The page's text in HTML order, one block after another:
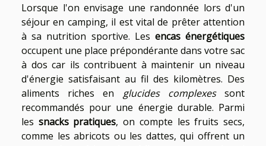
Lorsque l'on envisage une randonnée lors d'un
séjour en camping, il est vital de prêter attention
à sa nutrition sportive. Les encas énergétiques
occupent une place prépondérante dans votre sac
à dos car ils contribuent à maintenir un niveau
d'énergie satisfaisant au fil des kilomètres. Des
aliments riches en glucides complexessont
recommandés pour une énergie durable. Parmi
les snacks pratiques, on compte les fruits secs,
comme les abricots ou les dattes, qui offrent un